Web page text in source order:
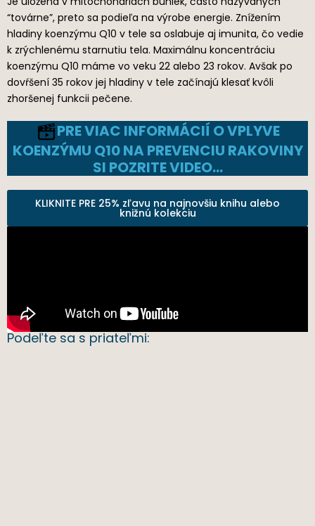
“továrne”, preto sa podieľa na výrobe energie. Znížením
hladiny koenzýmu Q10 v tele sa oslabuje aj imunita, čo vedie
k zrýchlenému starnutiu tela. Maximálnu koncentráciu
koenzýmu Q10 máme vo veku 22 alebo 23 rokov. Avšak po
dovŕšení 35 rokov jej hladiny v tele začínajú klesať kvôli
zhoršenej funkcii pečene.
PRE VIAC INFORMÁCIÍ O VPLYVE
KOENZÝMU Q10 NA PREVENCIU RAKOVINY
SI POZRITE VIDEO…
KLIKNITE PRE 25% zľavu na najnovšiu knihu alebo
knižnú kolekciu
Podeľte sa s priateľmi: